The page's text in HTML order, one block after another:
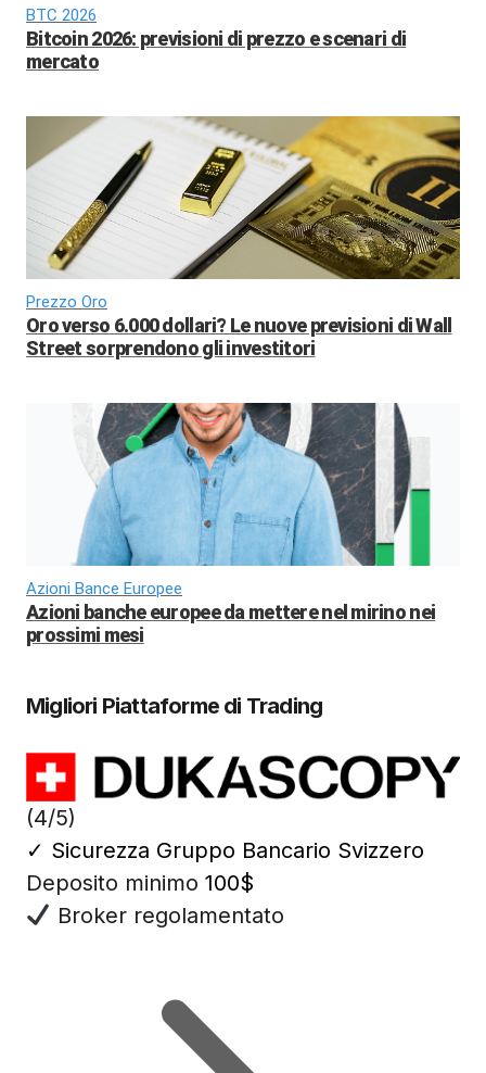
BTC 2026
Bitcoin 2026: previsioni di prezzo e scenari di
mercato
Prezzo Oro
Oro verso 6.000 dollari? Le nuove previsioni di Wall
Street sorprendono gli investitori
Azioni Bance Europee
Azioni banche europee da mettere nel mirino nei
prossimi mesi
Migliori Piattaforme di Trading
(4/5)
✓ Sicurezza Gruppo Bancario Svizzero
Deposito minimo 100$
Broker regolamentato